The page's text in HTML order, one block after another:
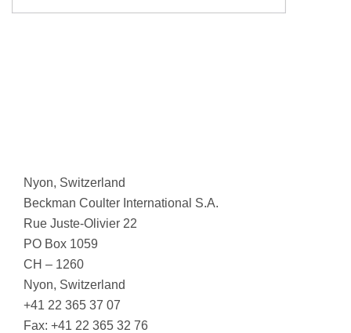
Nyon, Switzerland
Beckman Coulter International S.A.
Rue Juste-Olivier 22
PO Box 1059
CH – 1260
Nyon, Switzerland
+41 22 365 37 07
Fax: +41 22 365 32 76